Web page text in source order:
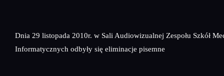
Dnia 29 listopada 2010r. w Sali Audiowizualnej Zespołu Szkół
Informatycznych odbyły się eliminacje pisemne